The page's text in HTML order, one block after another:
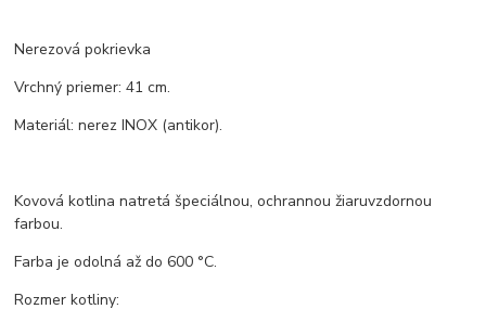
Nerezová pokrievka
Vrchný priemer: 41 cm.
Materiál: nerez INOX (antikor).
Kovová kotlina natretá špeciálnou, ochrannou žiaruvzdornou
farbou.
Farba je odolná až do 600 °C.
Rozmer kotliny: